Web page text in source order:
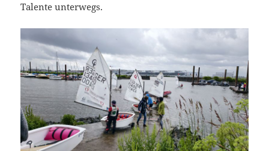
Talente unterwegs.